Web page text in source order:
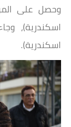
وحصل على
اسكندرية)،
اسكندرية).